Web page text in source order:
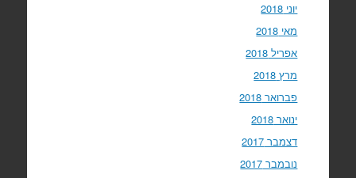
יוני 2018
מאי 2018
אפריל 2018
מרץ 2018
פברואר 2018
ינואר 2018
דצמבר 2017
נובמבר 2017